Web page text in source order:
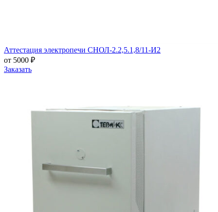
Аттестация электропечи СНОЛ-2.2,5.1,8/11-И2
от 5000 ₽
Заказать